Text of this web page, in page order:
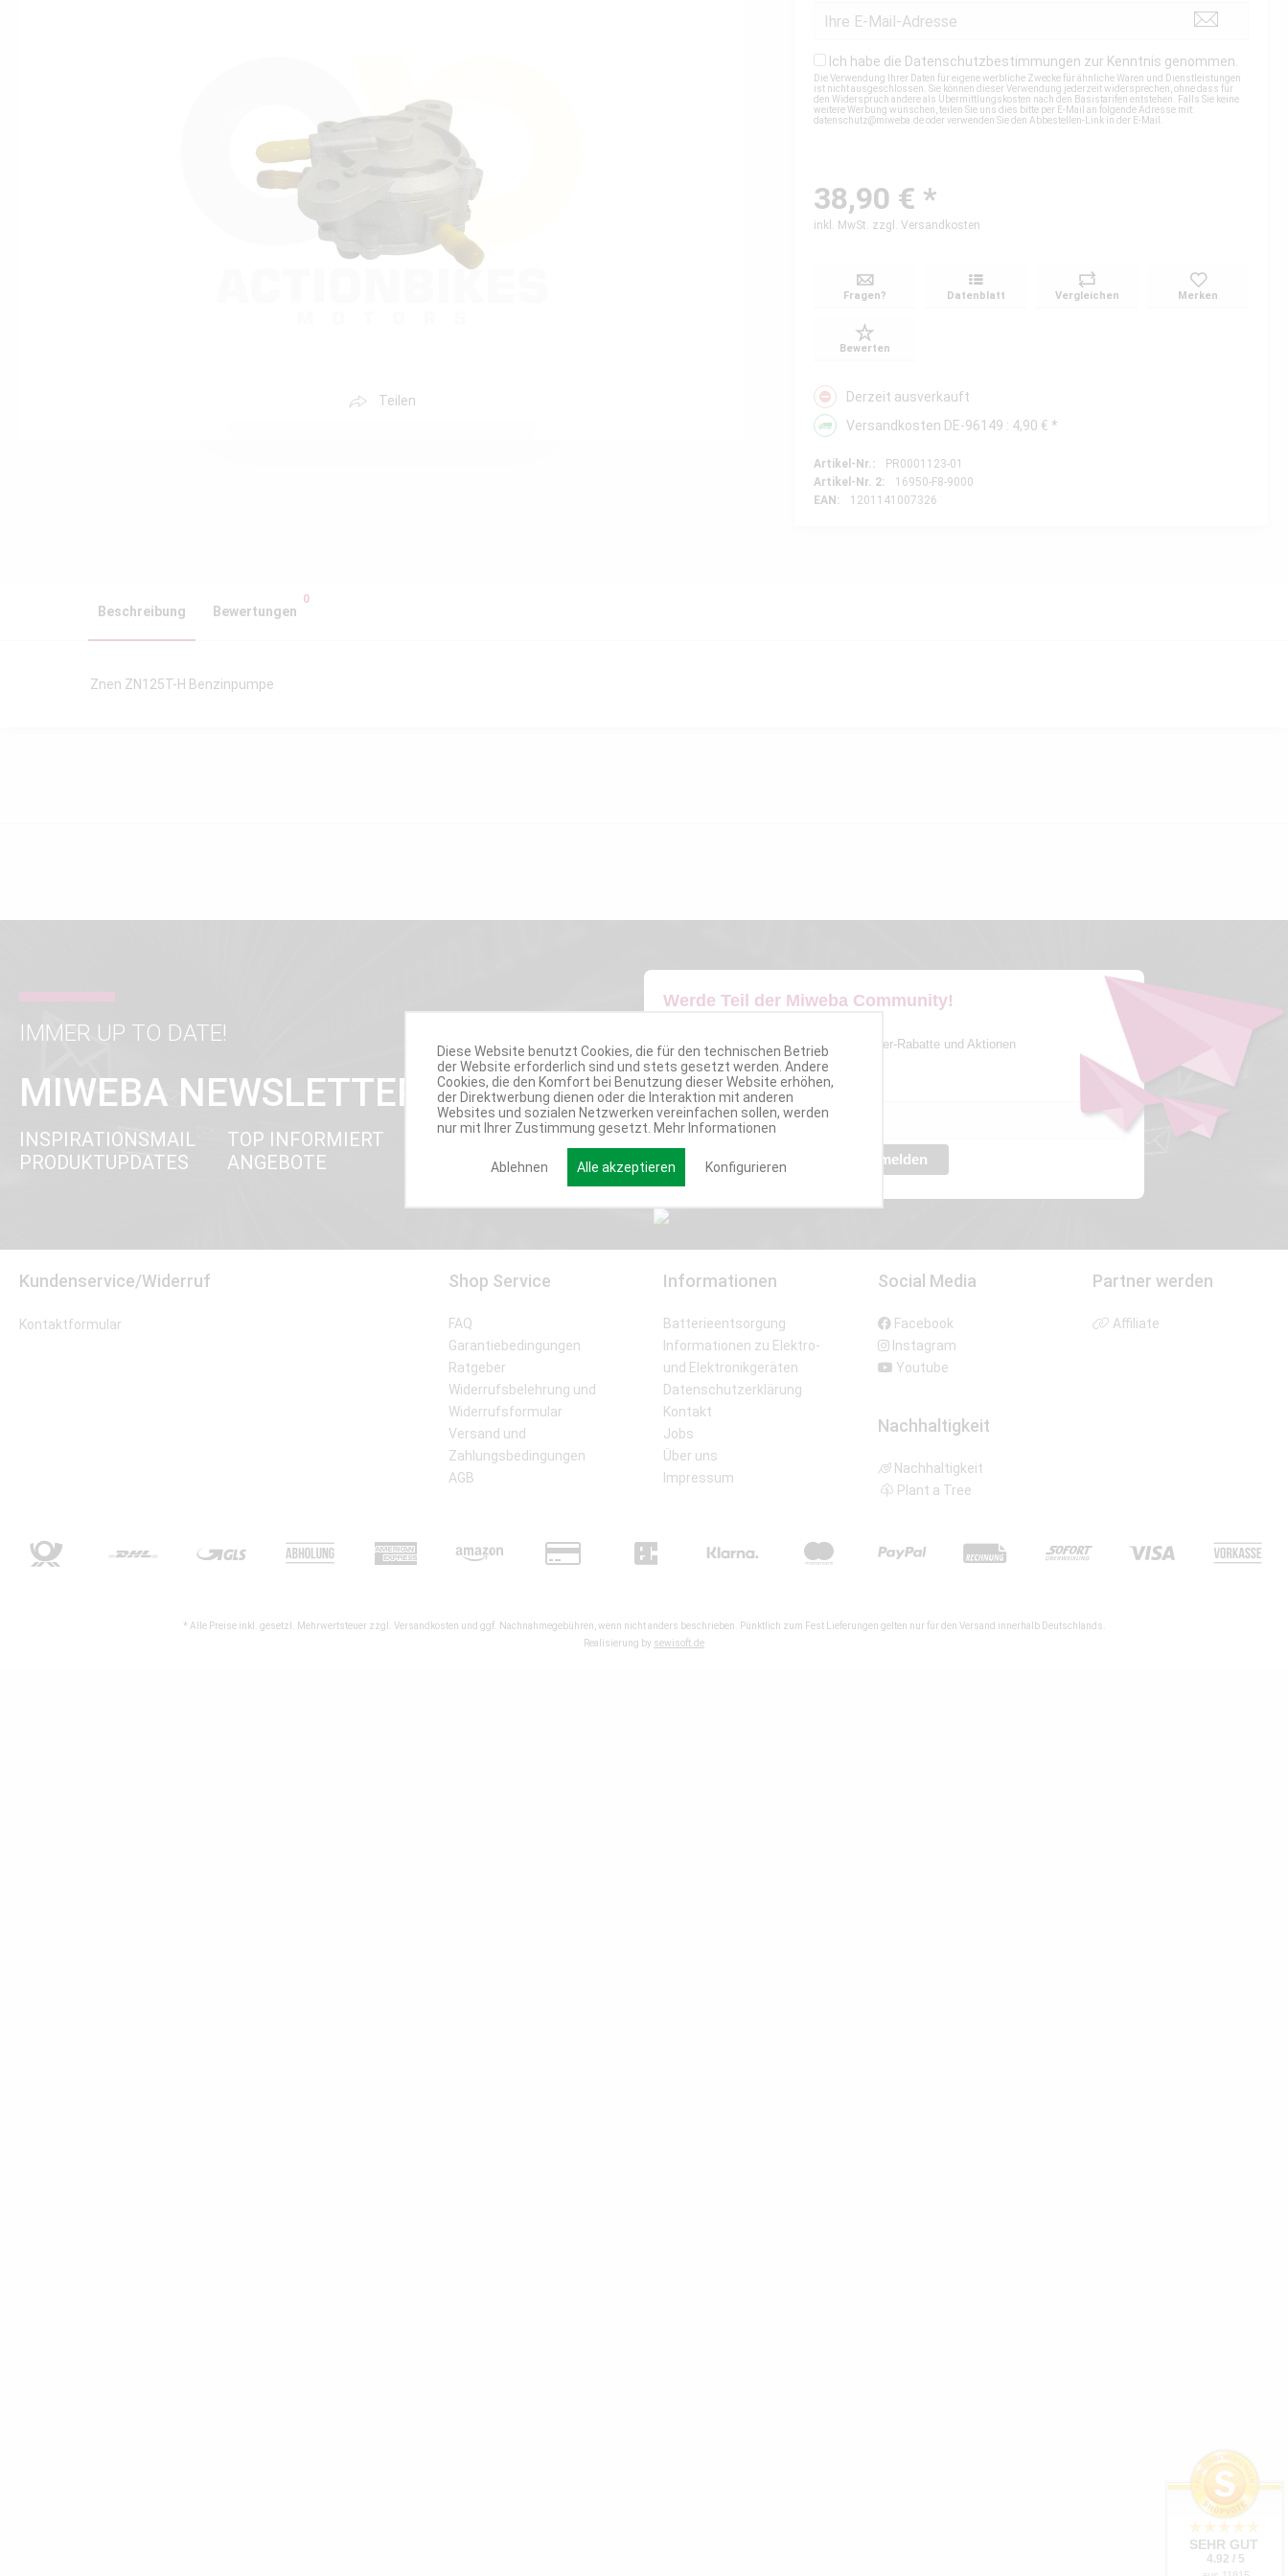
Teilen
Ich habe die Datenschutzbestimmungen zur Kenntnis genommen.
Die Verwendung Ihrer Daten für eigene werbliche Zwecke für ähnliche Waren und Dienstleistungen
ist nicht ausgeschlossen. Sie können dieser Verwendung jederzeit widersprechen, ohne dass für
den Widerspruch andere als Übermittlungskosten nach den Basistarifen entstehen. Falls Sie keine
weitere Werbung wünschen, teilen Sie uns dies bitte per E-Mail an folgende Adresse mit:
datenschutz@miweba.deoder verwenden Sie den Abbestellen-Link in der E-Mail.
38,90 € *
inkl. MwSt. zzgl. Versandkosten
Fragen? Datenblatt Vergleichen Merken
Bewerten
Derzeit ausverkauft
Versandkosten DE-96149 : 4,90 € *
Artikel-Nr.:
PR0001123-01
Artikel-Nr. 2:
16950-F8-9000
EAN:
1201141007326
Beschreibung Bewertungen
0
Znen ZN125T-H Benzinpumpe
IMMER UP TO DATE!
MIWEBA NEWSLETTER
INSPIRATIONSMAIL
PRODUKTUPDATES
TOP INFORMIERT
ANGEBOTE
Werde Teil der Miweba Community!
Verpasse nie wieder exklusive Newsletter-Rabatte und Aktionen
E-MAIL*
Anmelden
Kundenservice/Widerruf
Kontaktformular
Shop Service
FAQ
Garantiebedingungen
Ratgeber
Widerrufsbelehrung und
Widerrufsformular
Versand und
Zahlungsbedingungen
AGB
Informationen
Batterieentsorgung
Informationen zu Elektro-
und Elektronikgeräten
Datenschutzerklärung
Kontakt
Jobs
Über uns
Impressum
Social Media
Facebook
Instagram
Youtube
Nachhaltigkeit
Nachhaltigkeit
Plant a Tree
Partner werden
Affiliate
* Alle Preise inkl. gesetzl. Mehrwertsteuer zzgl. Versandkosten und ggf. Nachnahmegebühren, wenn nicht anders beschrieben. Pünktlich zum Fest Lieferungen gelten nur für den Versand innerhalb Deutschlands.
Realisierung by sewisoft.de
Diese Website benutzt Cookies, die für den technischen Betrieb
der Website erforderlich sind und stets gesetzt werden. Andere
Cookies, die den Komfort bei Benutzung dieser Website erhöhen,
der Direktwerbung dienen oder die Interaktion mit anderen
Websites und sozialen Netzwerken vereinfachen sollen, werden
nur mit Ihrer Zustimmung gesetzt. Mehr Informationen
Ablehnen Alle akzeptieren Konfigurieren
SEHR GUT
4.92 / 5